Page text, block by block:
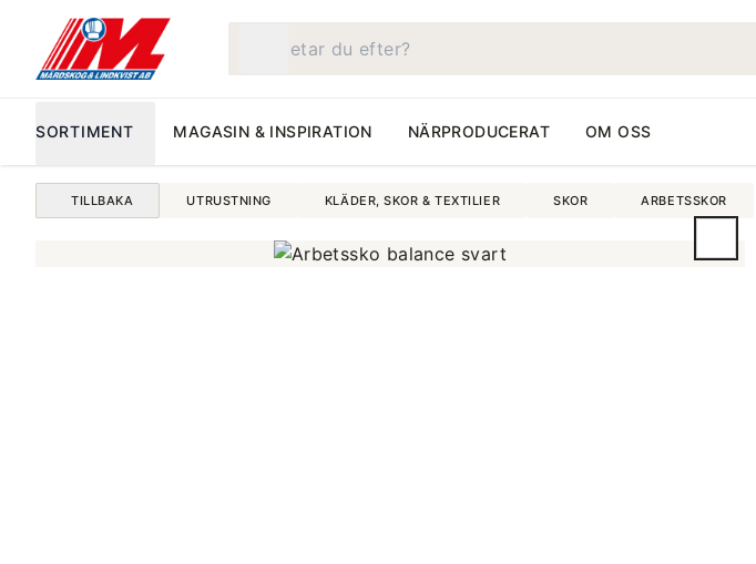
SORTIMENT MAGASIN & INSPIRATION NÄRPRODUCERAT OM OSS
TILLBAKA UTRUSTNING KLÄDER, SKOR & TEXTILIER SKOR ARBETSSKOR